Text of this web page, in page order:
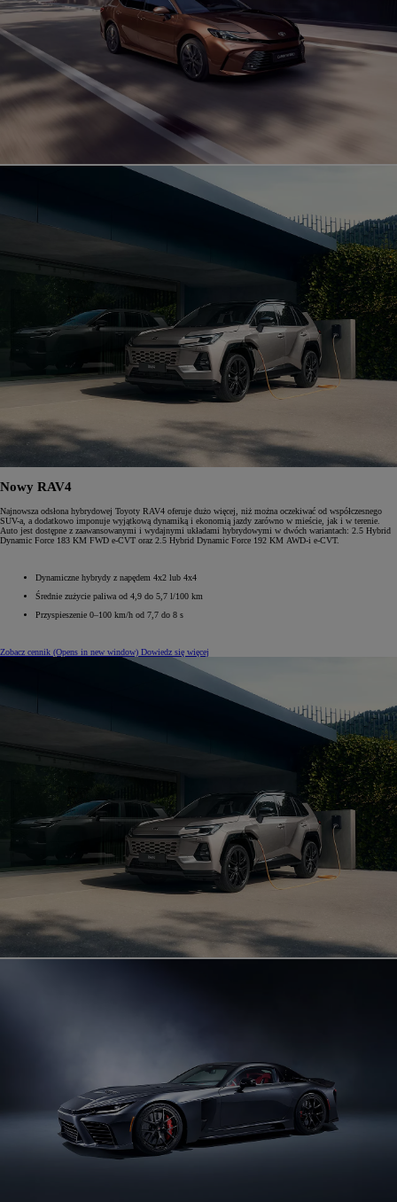
Nowy RAV4
Najnowsza odsłona hybrydowej Toyoty RAV4 oferuje dużo więcej, niż można oczekiwać od współczesnego
SUV-a, a dodatkowo imponuje wyjątkową dynamiką i ekonomią jazdy zarówno w mieście, jak i w terenie.
Auto jest dostępne z zaawansowanymi i wydajnymi układami hybrydowymi w dwóch wariantach: 2.5 Hybrid
Dynamic Force 183 KM FWD e-CVT oraz 2.5 Hybrid Dynamic Force 192 KM AWD-i e-CVT.
Dynamiczne hybrydy z napędem 4x2 lub 4x4
Średnie zużycie paliwa od 4,9 do 5,7 l/100 km
Przyspieszenie 0–100 km/h od 7,7 do 8 s
Zobacz cennik (Opens in new window) Dowiedz się więcej